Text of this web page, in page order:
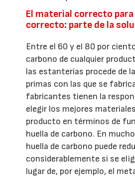
El material correcto
correcto: parte de la
Entre el 60 y el 80 por
carbono de cualquier
las estanterías procede de
primas con las que se
fabricantes tienen la
elegir los mejores
producto en términos de
huella de carbono. En
huella de carbono puede
considerablemente si se
lugar de, por ejemplo, el